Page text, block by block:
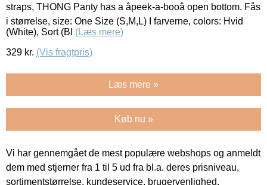
straps, THONG Panty has a âpeek-a-booâ open bottom. Fås
i størrelse, size: One Size (S,M,L) I farverne, colors: Hvid
(White), Sort (Bl (Læs mere)
329 kr. (Vis fragtpris)
Læs mere »
Køb nu »
Vi har gennemgået de mest populære webshops og anmeldt
dem med stjerner fra 1 til 5 ud fra bl.a. deres prisniveau,
sortimentstørrelse, kundeservice, brugervenlighed,